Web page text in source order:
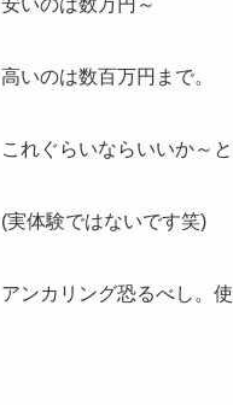
安いのは数万円～
高いのは数百万円まで。
これぐらいならいいか～
(実体験ではないです笑)
アンカリング恐るべし。